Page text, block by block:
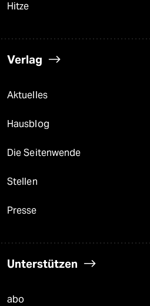
Hitze
Verlag
Aktuelles
Hausblog
Die Seitenwende
Stellen
Presse
Unterstützen
abo